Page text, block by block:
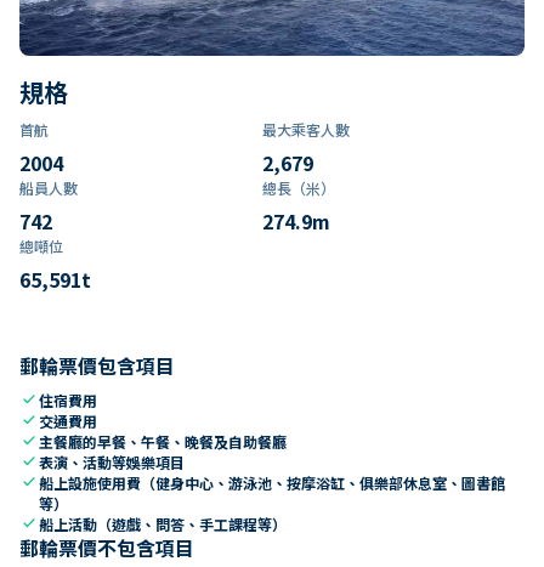
規格
首航
2004
最大乘客人數
2,679
船員人數
742
總長（米）
274.9m
總噸位
65,591t
郵輪票價包含項目
check住宿費用
check 交通費用
check 主餐廳的早餐、午餐、晚餐及自助餐廳
check表演、活動等娛樂項目
check船上設施使用費（健身中心、游泳池、按摩浴缸、俱樂部休息室、圖書館
等）
check船上活動（遊戲、問答、手工課程等）
郵輪票價不包含項目